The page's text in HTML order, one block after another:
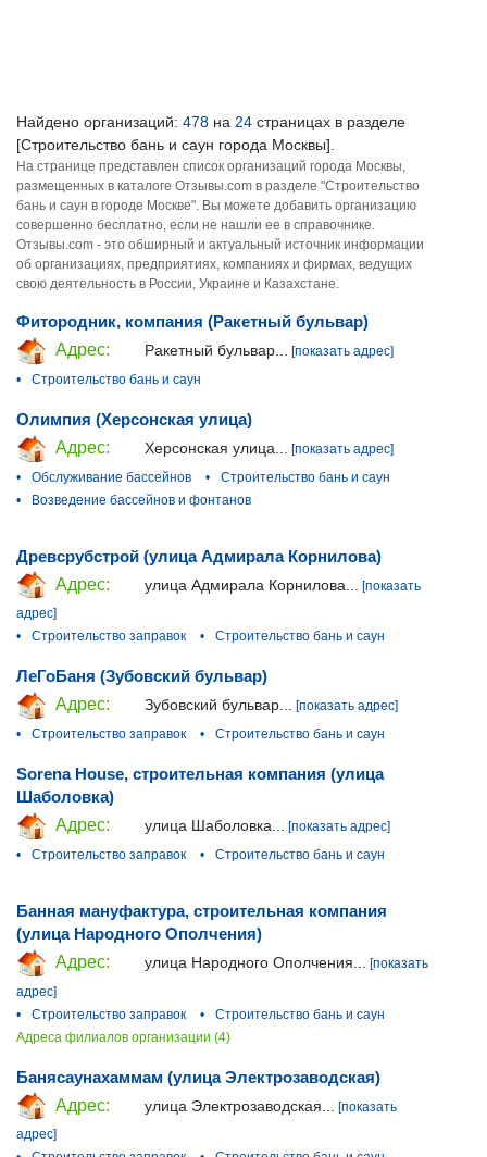
Найдено организаций: 478 на 24 страницах в разделе
[Строительство бань и саун города Москвы].
На странице представлен список организаций города Москвы,
размещенных в каталоге Отзывы.com в разделе "Строительство
бань и саун в городе Москве". Вы можете добавить организацию
совершенно бесплатно, если не нашли ее в справочнике.
Отзывы.com - это обширный и актуальный источник информации
об организациях, предприятиях, компаниях и фирмах, ведущих
свою деятельность в России, Украине и Казахстане.
Фитородник, компания (Ракетный бульвар)
Адрес:
Ракетный бульвар...
[показать адрес]
•
Строительство бань и саун
Олимпия (Херсонская улица)
Адрес:
Херсонская улица...
[показать адрес]
•
Обслуживание бассейнов •
Строительство бань и саун
•
Возведение бассейнов и фонтанов
Древсрубстрой (улица Адмирала Корнилова)
Адрес:
улица Адмирала Корнилова...
[показать
адрес]
•
Строительство заправок • Строительство бань и саун
ЛеГоБаня (Зубовский бульвар)
Адрес:
Зубовский бульвар... [показать адрес]
•
Строительство заправок • Строительство бань и саун
Sorena House, строительная компания (улица
Шаболовка)
Адрес:
улица Шаболовка...
[показать адрес]
•
Строительство заправок • Строительство бань и саун
Банная мануфактура, строительная компания
(улица Народного Ополчения)
Адрес:
улица Народного Ополчения...
[показать
адрес]
•
Строительство заправок •
Строительство бань и саун
Адреса филиалов организации (4)
Банясаунахаммам (улица Электрозаводская)
Адрес:
улица Электрозаводская...
[показать
адрес]